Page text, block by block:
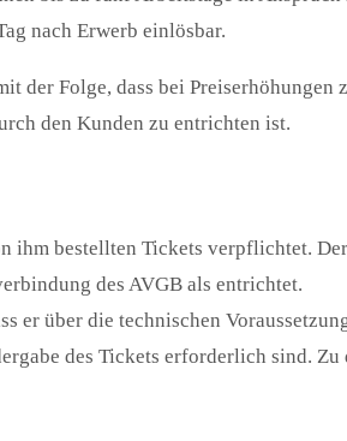
nach Erwerb einlösbar.
der Folge, dass bei Preiserhöhungen
den Kunden zu entrichten ist.
ihm bestellten Tickets verpflichtet.
des AVGB als entrichtet.
er über die technischen
des Tickets erforderlich sind. Zu